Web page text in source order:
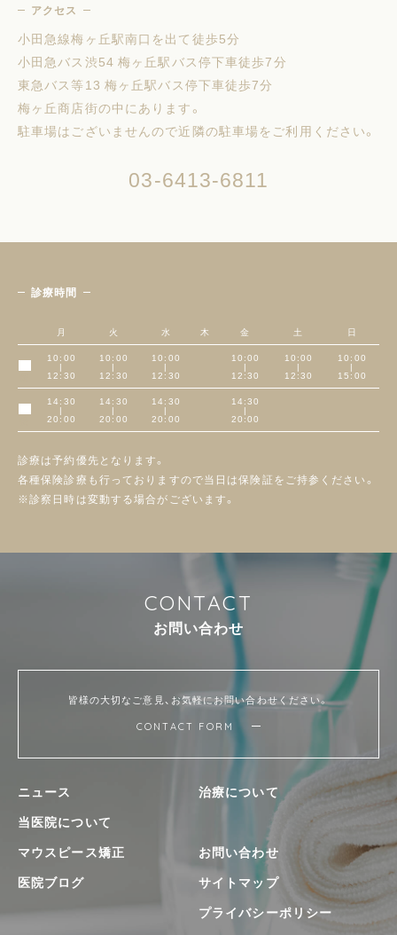
アクセス
小田急線梅ヶ丘駅南口を出て徒歩5分
小田急バス渋54 梅ヶ丘駅バス停下車徒歩7分
東急バス等13 梅ヶ丘駅バス停下車徒歩7分
梅ヶ丘商店街の中にあります。
駐車場はございませんので近隣の駐車場をご利用ください。
03-6413-6811
診療時間
月 火 水 木 金 土 日
10:00
|
12:30
10:00
|
12:30
10:00
|
12:30
10:00
|
12:30
10:00
|
12:30
10:00
|
15:00
14:30
|
20:00
14:30
|
20:00
14:30
|
20:00
14:30
|
20:00
診療は予約優先となります。
各種保険診療も行っておりますので当日は保険証をご持参ください。
※診察日時は変動する場合がございます。
CONTACT
お問い合わせ
皆様の大切なご意見、お気軽にお問い合わせください。
CONTACT FORM
ニュース
当医院について
治療について
マウスピース矯正
医院ブログ
お問い合わせ
サイトマップ
プライバシーポリシー